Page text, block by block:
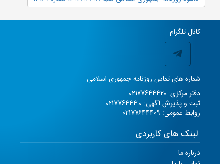
کانال تلگرام
شماره های تماس روزنامه جمهوری اسلامی
دفتر مرکزی: 02177644420
ثبت و پذیرش آگهی: 02177644410
روابط عمومی: 02177644409
لینک های کاربردی
درباره ما